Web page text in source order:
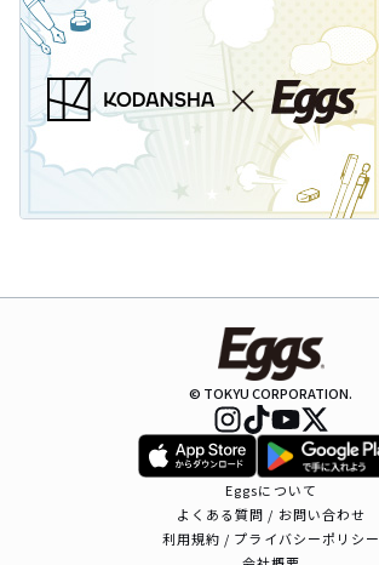
© TOKYU CORPORATION.
Eggsについて
よくある質問 / お問い合わせ
利用規約 / プライバシーポリシー